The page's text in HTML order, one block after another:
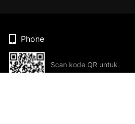
Phone
Scan kode QR untuk
mengunduh sekarang!